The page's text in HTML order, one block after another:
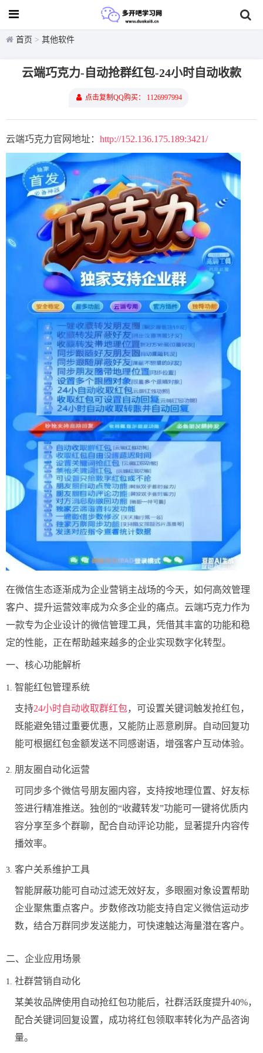
首页 > 其他软件
云端巧克力-自动抢群红包-24小时自动收款
点击复制QQ购买： 1126997994
云端巧克力官网地址： http://152.136.175.189:3421/
在微信生态逐渐成为企业营销主战场的今天，如何高效管理
客户、提升运营效率成为众多企业的痛点。云端巧克力作为
一款专为企业设计的微信管理工具，凭借其丰富的功能和稳
定的性能，正在帮助越来越多的企业实现数字化转型。
一、核心功能解析
智能红包管理系统
支持24小时自动收取群红包，可设置关键词触发抢红包，
既能避免错过重要优惠，又能防止恶意刷屏。自动回复功
能可根据红包金额发送不同感谢语，增强客户互动体验。
朋友圈自动化运营
可同步多个微信号朋友圈内容，支持按地理位置、好友标
签进行精准推送。独创的“收藏转发”功能可一键将优质内
容分享至多个群聊，配合自动评论功能，显著提升内容传
播效率。
客户关系维护工具
智能屏蔽功能可自动过滤无效好友，多眼圈对象设置帮助
企业聚焦重点客户。步数修改功能支持自定义微信运动步
数，结合万群同步发送能力，可快速触达海量潜在客户。
二、企业应用场景
社群营销自动化
某美妆品牌使用自动抢红包功能后，社群活跃度提升40%，
配合关键词回复设置，成功将红包领取率转化为产品咨询
量。